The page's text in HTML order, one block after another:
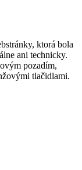
ktorá bola
ani technicky.
pozadím,
tlačidlami.